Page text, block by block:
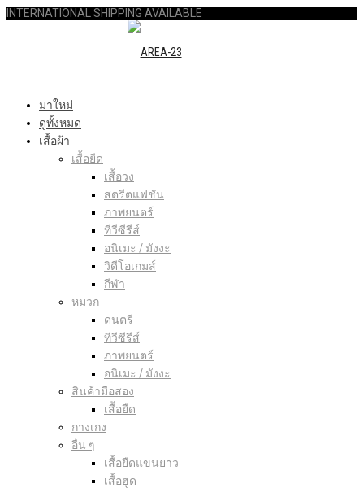
INTERNATIONAL SHIPPING AVAILABLE
มาใหม่
ดูทั้งหมด
เสื้อผ้า
เสื้อยืด
เสื้อวง
สตรีตแฟชัน
ภาพยนตร์
ทีวีซีรีส์
อนิเมะ / มังงะ
วิดีโอเกมส์
กีฬา
หมวก
ดนตรี
ทีวีซีรีส์
ภาพยนตร์
อนิเมะ / มังงะ
สินค้ามือสอง
เสื้อยืด
กางเกง
อื่น ๆ
เสื้อยืดแขนยาว
เสื้อฮูด